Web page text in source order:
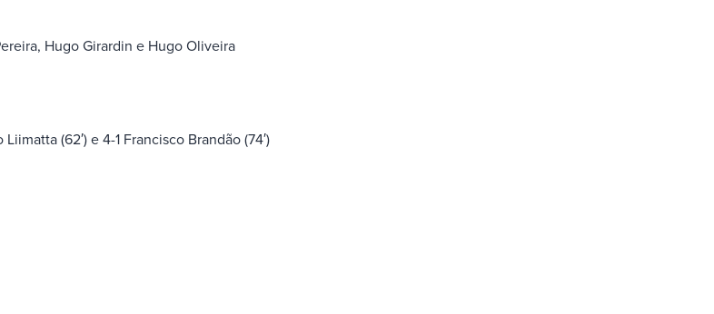
Hugo Girardin e Hugo Oliveira
(62′) e 4-1 Francisco Brandão (74′)